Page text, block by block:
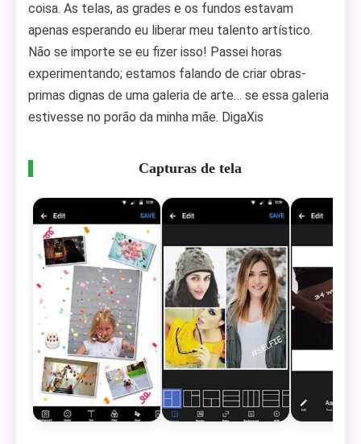
coisa. As telas, as grades e os fundos estavam
apenas esperando eu liberar meu talento artístico.
Não se importe se eu fizer isso! Passei horas
experimentando; estamos falando de criar obras-
primas dignas de uma galeria de arte… se essa galeria
estivesse no porão da minha mãe. DigaXis
Capturas de tela